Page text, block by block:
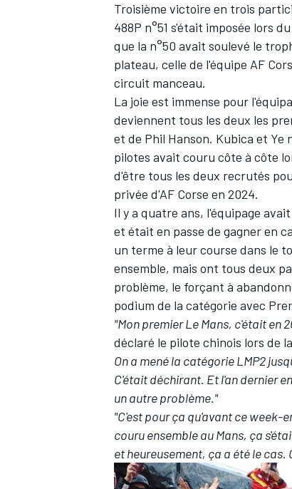
WEC
Troisième victoire en trois
488P n°51 s'était imposée lors
que la n°50 avait soulevé le
plateau, celle de l'équipe AF
circuit manceau.
La joie est immense pour
deviennent tous les deux les
et de Phil Hanson. Kubica et Ye
pilotes avait couru côte à côte
d'être tous les deux recrutés
privée d'AF Corse en 2024.
Il y a quatre ans, l'équipage
et était en passe de gagner en
un terme à leur course dans le
ensemble, mais ont tous deux
problème, le forçant à
podium de la catégorie avec
"Mon premier Le Mans, c'était en
déclaré le pilote chinois lors de
On a mené la catégorie LMP2
C'était déchirant. Et l'an dernier
un autre problème."
"C'est pour ça qu'avant ce week-
couru ensemble au Mans, ça
et heureusement, ça a été le